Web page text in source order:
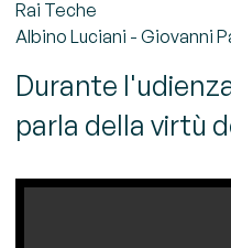
Rai Teche
Albino Luciani - Giovanni
Durante
parla della virtù